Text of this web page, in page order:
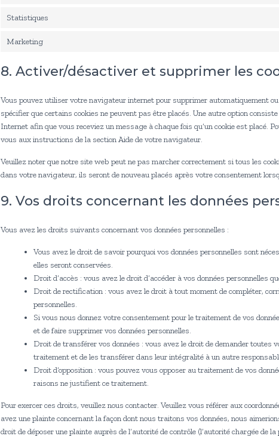
Statistiques
Marketing
8. Activer/désactiver et supprimer les
Vous pouvez utiliser votre navigateur internet pour supprimer automatiquement
spécifier que certains cookies ne peuvent pas être placés. Une autre option
Internet afin que vous receviez un message à chaque fois qu’un cookie est placé.
vous aux instructions de la section Aide de votre navigateur.
Veuillez noter que notre site web peut ne pas marcher correctement si tous les
dans votre navigateur, ils seront de nouveau placés après votre consentement
9. Vos droits concernant les données
Vous avez les droits suivants concernant vos données personnelles :
Vous avez le droit de savoir pourquoi vos données personnelles sont
elles seront conservées.
Droit d’accès : vous avez le droit d’accéder à vos données personnelles
Droit de rectification : vous avez le droit à tout moment de compléter,
personnelles.
Si vous nous donnez votre consentement pour le traitement de vos
et de faire supprimer vos données personnelles.
Droit de transférer vos données : vous avez le droit de demander toutes
traitement et de les transférer dans leur intégralité à un autre
Droit d’opposition : vous pouvez vous opposer au traitement de vos
raisons ne justifient ce traitement.
Pour exercer ces droits, veuillez nous contacter. Veuillez vous référer aux
avez une plainte concernant la façon dont nous traitons vos données, nous
droit de déposer une plainte auprès de l’autorité de contrôle (l’autorité chargée de la